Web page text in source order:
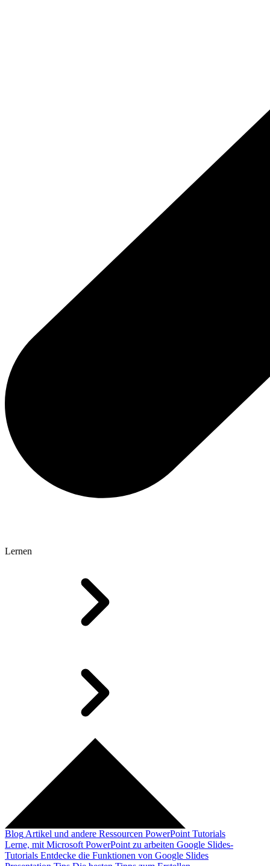
Lernen
Blog Artikel und andere Ressourcen PowerPoint Tutorials
Lerne, mit Microsoft PowerPoint zu arbeiten Google Slides-
Tutorials Entdecke die Funktionen von Google Slides